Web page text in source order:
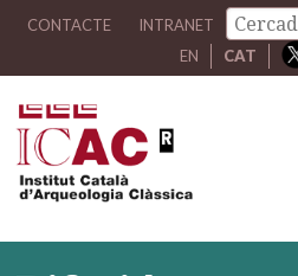
CONTACTE INTRANET
EN
CAT